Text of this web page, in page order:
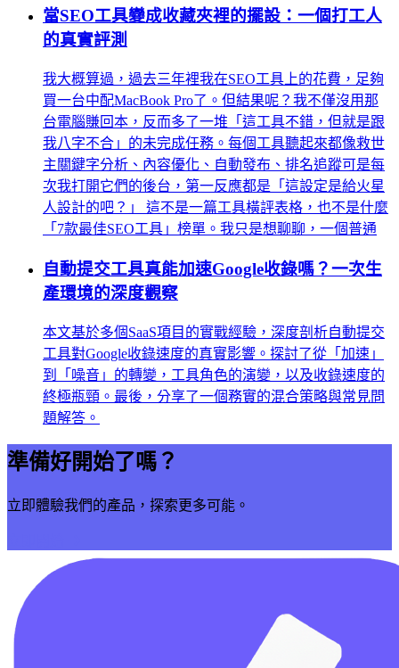
當SEO工具變成收藏夾裡的擺設：一個打工人
的真實評測
我大概算過，過去三年裡我在SEO工具上的花費，足夠
買一台中配MacBook Pro了。但結果呢？我不僅沒用那
台電腦賺回本，反而多了一堆「這工具不錯，但就是跟
我八字不合」的未完成任務。每個工具聽起來都像救世
主關鍵字分析、內容優化、自動發布、排名追蹤可是每
次我打開它們的後台，第一反應都是「這設定是給火星
人設計的吧？」 這不是一篇工具橫評表格，也不是什麼
「7款最佳SEO工具」榜單。我只是想聊聊，一個普通
自動提交工具真能加速Google收錄嗎？一次生
產環境的深度觀察
本文基於多個SaaS項目的實戰經驗，深度剖析自動提交
工具對Google收錄速度的真實影響。探討了從「加速」
到「噪音」的轉變，工具角色的演變，以及收錄速度的
終極瓶頸。最後，分享了一個務實的混合策略與常見問
題解答。
準備好開始了嗎？
立即體驗我們的產品，探索更多可能。